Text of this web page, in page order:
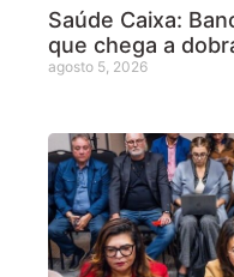
Saúde Caixa:
que chega a
agosto 5, 2026